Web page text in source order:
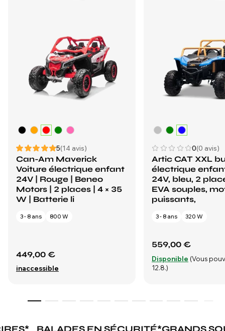
5(14 avis)
Can-Am Maverick
Voiture électrique enfant
24V | Rouge | Beneo
Motors | 2 places | 4 × 35
W | Batterie li
3 - 8 ans 800 W
449,00 €
inaccessible
0(0 avis)
Artic CAT XXL
électrique
24V, bleu, 2
EVA souples,
puissants,
3 - 8 ans 320 W
559,00 €
Disponible (Vous
12.8.)